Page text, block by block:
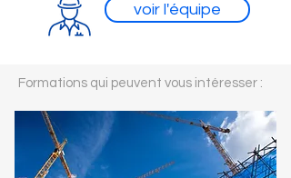
voir l'équipe
Formations qui peuvent vous intéresser :